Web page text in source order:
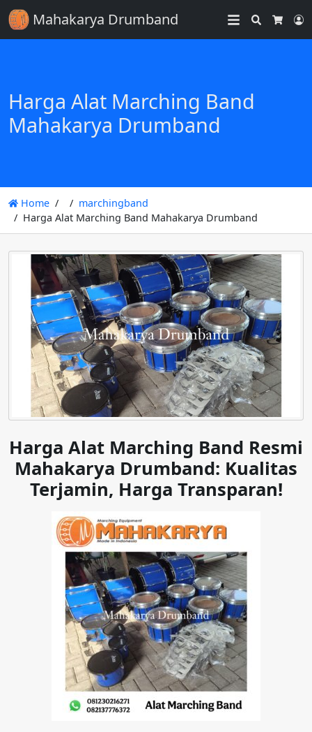
Mahakarya Drumband
Search
Harga Alat Marching Band
Mahakarya Drumband
Home
marchingband
Harga Alat Marching Band Mahakarya Drumband
Harga Alat Marching Band Resmi
Mahakarya Drumband: Kualitas
Terjamin, Harga Transparan!